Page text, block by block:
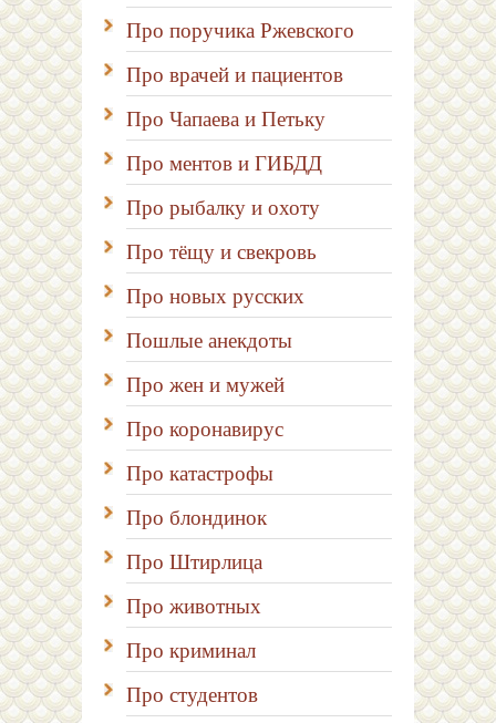
Про поручика Ржевского
Про врачей и пациентов
Про Чапаева и Петьку
Про ментов и ГИБДД
Про рыбалку и охоту
Про тёщу и свекровь
Про новых русских
Пошлые анекдоты
Про жен и мужей
Про коронавирус
Про катастрофы
Про блондинок
Про Штирлица
Про животных
Про криминал
Про студентов